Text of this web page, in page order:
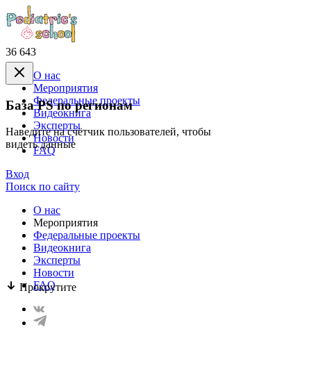
36 643
База PS по регионам
Наведите на счётчик пользователей, чтобы
видеть данные
Прокрутите
О нас
Mероприятия
Федеральные проекты
Видеокнига
Эксперты
Новости
FAQ
Вход
Поиск по сайту
О нас
Mероприятия
Федеральные проекты
Видеокнига
Эксперты
Новости
FAQ